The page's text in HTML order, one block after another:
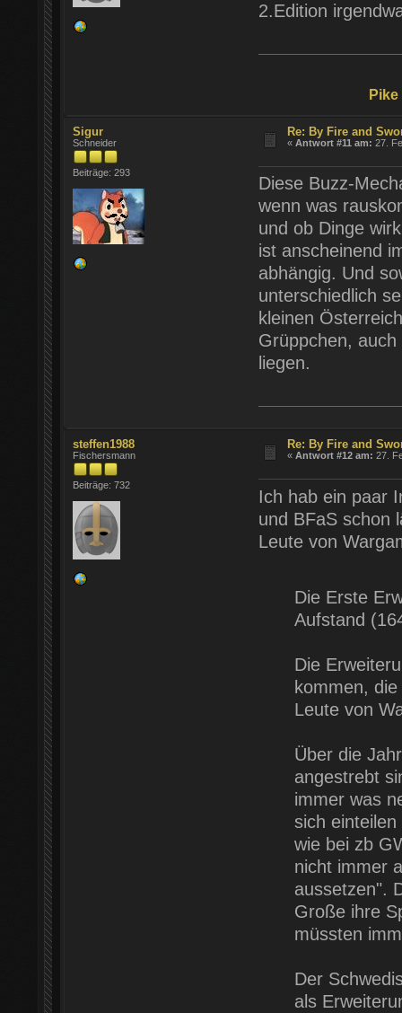
2.Edition
Pike
Sigur
Schneider
Beiträge: 293
Re: By Fire and
«Antwort #11 am: 27.
Diese Buzz-
wenn was
und ob Dinge
ist anscheinend
abhängig. Und
unterschiedlich
kleinen
Grüppchen,
liegen.
steffen1988
Fischersmann
Beiträge: 732
Re: By Fire and
«Antwort #12 am: 27.
Ich hab ein paar
und BFaS schon
Leute von
Die Erste
Aufstand
Die
kommen,
Leute von
Über die
angestrebt
immer was
sich
wie bei zb
nicht immer
aussetzen".
Große ihre
müssten
Der
als